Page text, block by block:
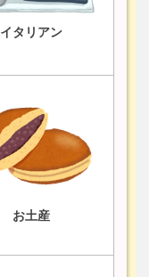
イタリアン
お土産